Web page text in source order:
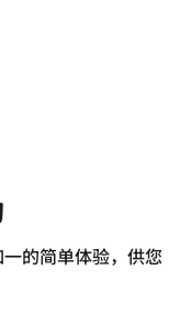
的简单体验，供您